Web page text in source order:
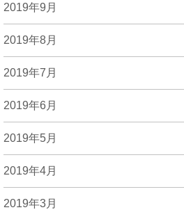
2019年9月
2019年8月
2019年7月
2019年6月
2019年5月
2019年4月
2019年3月